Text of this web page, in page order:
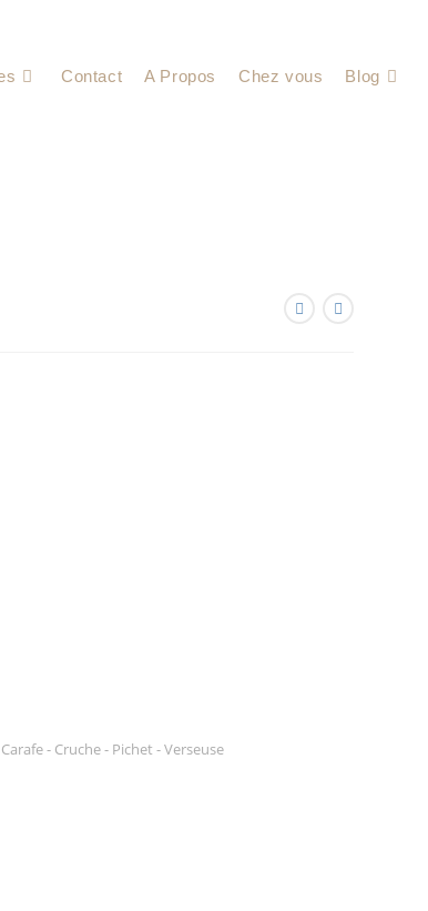
Contact A Propos Chez vous Blog
- Cruche - Pichet - Verseuse